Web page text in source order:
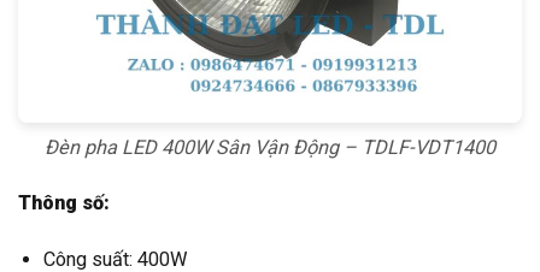
Đèn pha LED 400W Sân Vận Động – TDLF-VDT1400
Thông số:
Công suất: 400W